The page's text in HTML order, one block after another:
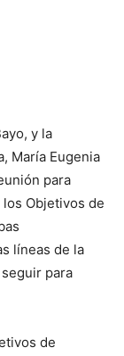
y la
María Eugenia
para
Objetivos de
líneas de la
para
de